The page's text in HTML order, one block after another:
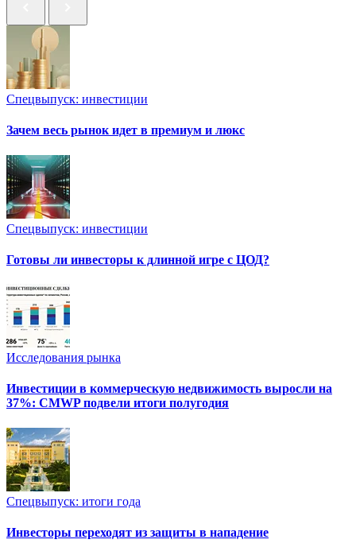
Спецвыпуск: инвестиции
Зачем весь рынок идет в премиум и люкс
Спецвыпуск: инвестиции
Готовы ли инвесторы к длинной игре с ЦОД?
Исследования рынка
Инвестиции в коммерческую недвижимость выросли на
37%: CMWP подвели итоги полугодия
Спецвыпуск: итоги года
Инвесторы переходят из защиты в нападение